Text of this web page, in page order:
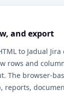
and export
to Jadual
rows and
The browser-
reports,